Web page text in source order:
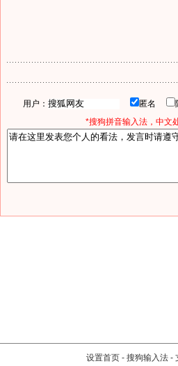
用户： 匿名
*搜狗拼音输入法，中文
设置首页 - 搜狗输入法 -